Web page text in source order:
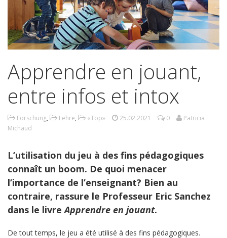
Apprendre en jouant,
entre infos et intox
Forschung, Lehre, «Top» 25.02.2021 0
Patricia
Michaud
L’utilisation du jeu à des fins pédagogiques
connaît un boom. De quoi menacer
l’importance de l’enseignant? Bien au
contraire, rassure le Professeur Eric Sanchez
dans le livreApprendre en jouant.
De tout temps, le jeu a été utilisé à des fins pédagogiques.